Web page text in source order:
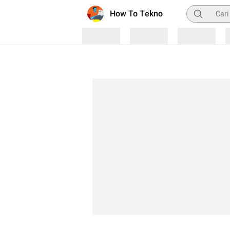
How To Tekno Pencarian